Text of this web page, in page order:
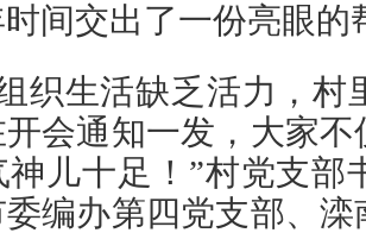
间交出了一份亮眼的
织生活缺乏活力，村
会通知一发，大家
神儿十足！”村党支
编办第四党支部、